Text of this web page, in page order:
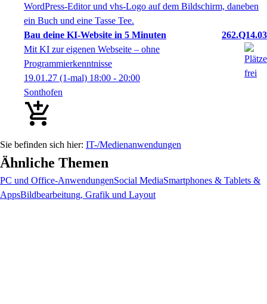
Bau deine KI-Website in 5 Minuten
262.Q14.03
Mit KI zur eigenen Webseite – ohne
Programmierkenntnisse
19.01.27 (1-mal) 18:00 - 20:00
Sonthofen
IT-/Medienanwendungen
Ähnliche Themen
PC und Office-AnwendungenSocial MediaSmartphones & Tablets &
AppsBildbearbeitung, Grafik und Layout